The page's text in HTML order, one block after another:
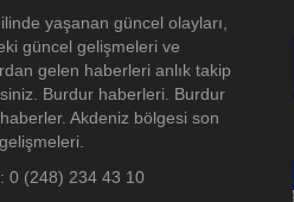
yaşanan güncel olayları,
güncel gelişmeleri ve
gelen haberleri anlık takip
Burdur haberleri. Burdur
Akdeniz bölgesi son
0 (248) 234 43 10